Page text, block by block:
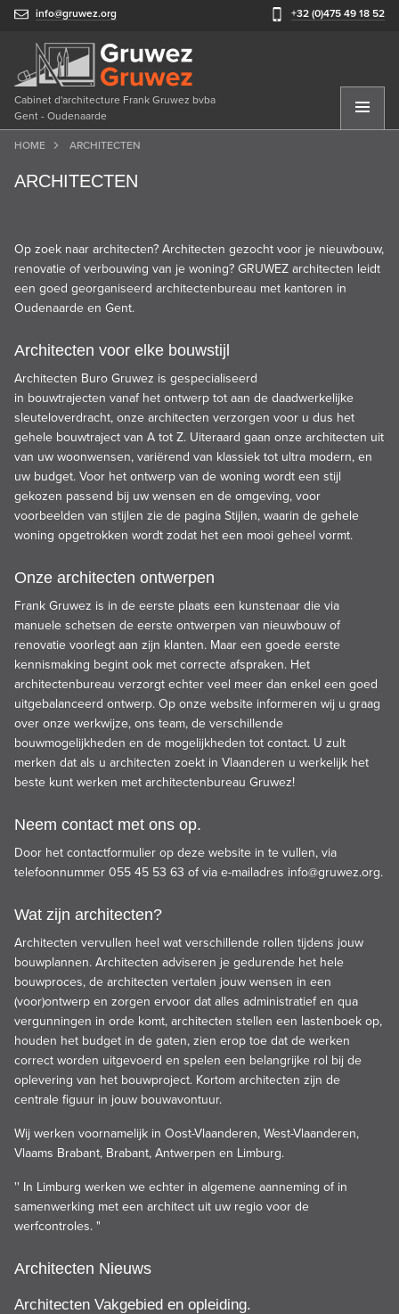
info@gruwez.org +32 (0)475 49 18 52
Cabinet d'architecture Frank Gruwez bvba
Gent - Oudenaarde
HOME ARCHITECTEN
ARCHITECTEN
Op zoek naar architecten? Architecten gezocht voor je nieuwbouw,
renovatie ofverbouwing van je woning? GRUWEZ architecten leidt
een goed georganiseerd architectenbureau met kantoren in
Oudenaarde en Gent.
Architecten voor elke bouwstijl
Architecten Buro Gruwez is gespecialiseerd
in bouwtrajecten vanaf het ontwerp tot aan de daadwerkelijke
sleuteloverdracht, onze architecten verzorgen voor u dus het
gehele bouwtraject van A tot Z. Uiteraard gaan onze architecten uit
van uw woonwensen, variërend van klassiek tot ultra modern, en
uw budget. Voor het ontwerp van de woning wordt een stijl
gekozen passend bij uw wensen en de omgeving, voor
voorbeelden van stijlen zie de pagina Stijlen, waarin de gehele
woning opgetrokken wordt zodat het een mooi geheel vormt.
Onze architecten ontwerpen
Frank Gruwez is in de eerste plaats een kunstenaar die via
manuele schetsen de eerste ontwerpen van nieuwbouw of
renovatie voorlegt aan zijn klanten. Maar een goede eerste
kennismaking begint ook met correcte afspraken. Het
architectenbureau verzorgt echter veel meer dan enkel een goed
uitgebalanceerd ontwerp. Op onze website informeren wij u graag
over onze werkwijze, ons team, de verschillende
bouwmogelijkheden en de mogelijkheden tot contact. U zult
merken dat als u architecten zoekt in Vlaanderen u werkelijk het
beste kunt werken met architectenbureau Gruwez!
Neem contact met ons op.
Door het contactformulier op deze website in te vullen, via
telefoonnummer 055 45 53 63 of via e-mailadres info@gruwez.org.
Wat zijn architecten?
Architecten vervullen heel wat verschillende rollen tijdens jouw
bouwplannen. Architecten adviseren je gedurende het hele
bouwproces, de architecten vertalen jouw wensen in een
(voor)ontwerp en zorgen ervoor dat alles administratief en qua
vergunningen in orde komt, architecten stellen een lastenboek op,
houden het budget in de gaten, zien erop toe dat de werken
correct worden uitgevoerd en spelen een belangrijke rol bij de
oplevering van het bouwproject. Kortom architecten zijn de
centrale figuur in jouw bouwavontuur.
Wij werken voornamelijk in Oost-Vlaanderen, West-Vlaanderen,
Vlaams Brabant, Brabant, Antwerpen en Limburg.
'' In Limburg werken we echter in algemene aanneming of in
samenwerking met een architect uit uw regio voor de
werfcontroles. "
Architecten Nieuws
Architecten Vakgebied en opleiding.